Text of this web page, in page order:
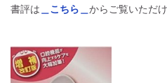
書評は ＿こちら＿ からご覧いただけ